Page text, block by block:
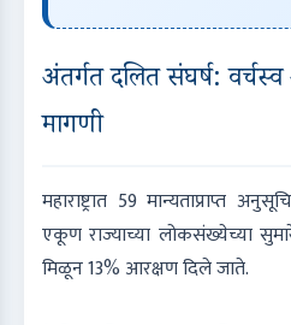
पोरात
अंतर्गत दलित संघर्ष:
मागणी
महाराष्ट्रात 59 मान्यताप्राप्त
एकूण राज्याच्या लोकसंख्येच्या
मिळून 13% आरक्षण दिले जाते.